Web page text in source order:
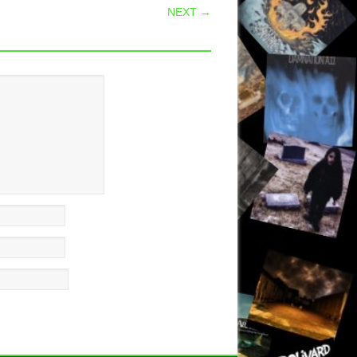
NEXT →